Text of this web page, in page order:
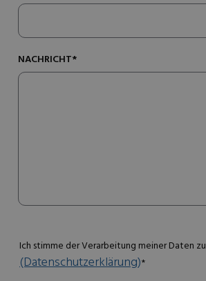
NACHRICHT*
Ich stimme der Verarbeitung meiner Daten zu
(Datenschutzerklärung)*